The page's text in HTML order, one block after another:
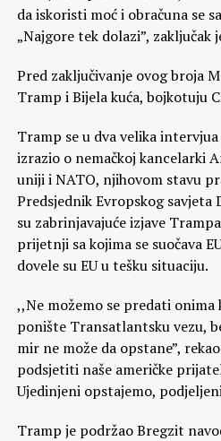
da iskoristi moć i obračuna se
„Najgore tek dolazi”,
Pred zaključivanje ovog broja
Tramp i Bijela kuća, bojkotuju
Tramp se u dva velika
izrazio o nemačkoj kancelarki
uniji i NATO, njihovom stavu
Predsjednik Evropskog savjeta
su zabrinjavajuće izjave
prijetnji sa kojima se suočava
dovele su EU u tešku situaciju.
,,Ne možemo se predati onima
ponište Transatlantsku vezu,
mir ne može da opstane”,
podsjetiti naše američke
Ujedinjeni opstajemo,
Tramp je podržao Bregzit